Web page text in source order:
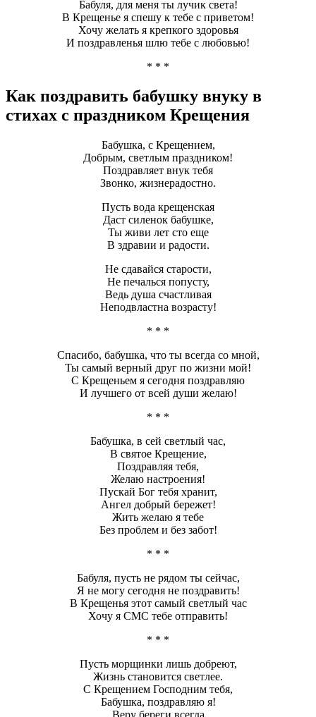
Бабуля, для меня ты лучик света!
В Крещенье я спешу к тебе с приветом!
Хочу желать я крепкого здоровья
И поздравленья шлю тебе с любовью!
* * *
Как поздравить бабушку внуку в
стихах с праздником Крещения
Бабушка, с Крещением,
Добрым, светлым праздником!
Поздравляет внук тебя
Звонко, жизнерадостно.
Пусть вода крещенская
Даст силенок бабушке,
Ты живи лет сто еще
В здравии и радости.
Не сдавайся старости,
Не печалься попусту,
Ведь душа счастливая
Неподвластна возрасту!
* * *
Спасибо, бабушка, что ты всегда со мной,
Ты самый верный друг по жизни мой!
С Крещеньем я сегодня поздравляю
И лучшего от всей души желаю!
* * *
Бабушка, в сей светлый час,
В святое Крещение,
Поздравляя тебя,
Желаю настроения!
Пускай Бог тебя хранит,
Ангел добрый бережет!
Жить желаю я тебе
Без проблем и без забот!
* * *
Бабуля, пусть не рядом ты сейчас,
Я не могу сегодня не поздравить!
В Крещенья этот самый светлый час
Хочу я СМС тебе отправить!
* * *
Пусть морщинки лишь добреют,
Жизнь становится светлее.
С Крещением Господним тебя,
Бабушка, поздравляю я!